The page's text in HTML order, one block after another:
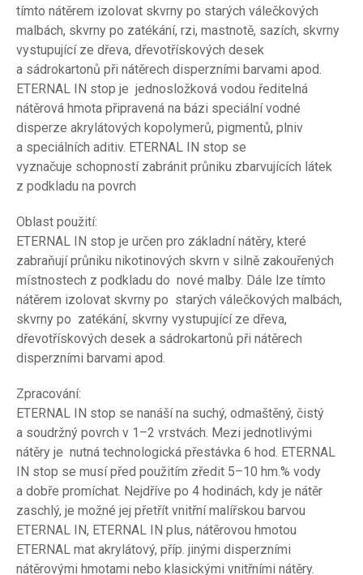
tímto nátěrem izolovat skvrny po starých válečkových
malbách, skvrny po zatékání, rzi, mastnotě, sazích, skvrny
vystupující ze dřeva, dřevotřískových desek
a sádrokartonů při nátěrech disperzními barvami apod.
ETERNAL IN stop je jednosložková vodou ředitelná
nátěrová hmota připravená na bázi speciální vodné
disperze akrylátových kopolymerů, pigmentů, plniv
a speciálních aditiv. ETERNAL IN stop se
vyznačuje schopností zabránit průniku zbarvujících látek
z podkladu na povrch
Oblast použití:
ETERNAL IN stop je určen pro základní nátěry, které
zabraňují průniku nikotinových skvrn v silně zakouřených
místnostech z podkladu do nové malby. Dále lze tímto
nátěrem izolovat skvrny po starých válečkových malbách,
skvrny po zatékání, skvrny vystupující ze dřeva,
dřevotřískových desek a sádrokartonů při nátěrech
disperzními barvami apod.
Zpracování:
ETERNAL IN stop se nanáší na suchý, odmaštěný, čistý
a soudržný povrch v 1–2 vrstvách. Mezi jednotlivými
nátěry je nutná technologická přestávka 6 hod. ETERNAL
IN stop se musí před použitím zředit 5–10 hm.% vody
a dobře promíchat. Nejdříve po 4 hodinách, kdy je nátěr
zaschlý, je možné jej přetřít vnitřní malířskou barvou
ETERNAL IN, ETERNAL IN plus, nátěrovou hmotou
ETERNAL mat akrylátový, příp. jinými disperzními
nátěrovými hmotami nebo klasickými vnitřními nátěry.